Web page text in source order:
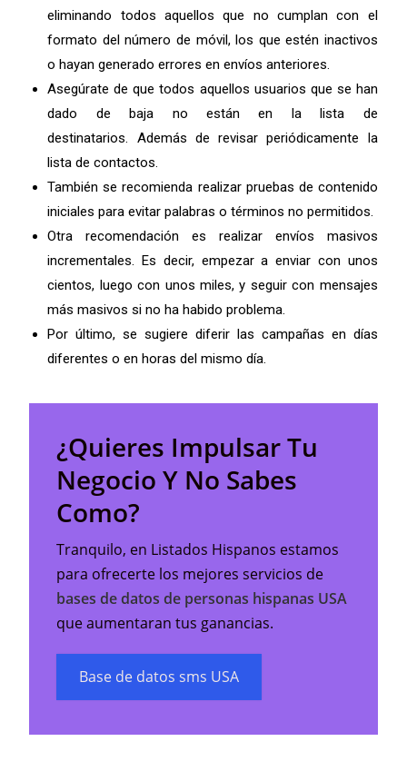
eliminando todos aquellos que no cumplan con el
formato del número de móvil, los que estén inactivos
o hayan generado errores en envíos anteriores.
Asegúrate de que todos aquellos usuarios que se han
dado de baja no están en la lista de
destinatarios. Además de revisar periódicamente la
lista de contactos.
También se recomienda realizar pruebas de contenido
iniciales para evitar palabras o términos no permitidos.
Otra recomendación es realizar envíos masivos
incrementales. Es decir, empezar a enviar con unos
cientos, luego con unos miles, y seguir con mensajes
más masivos si no ha habido problema.
Por último, se sugiere diferir las campañas en días
diferentes o en horas del mismo día.
¿Quieres Impulsar Tu
Negocio Y No Sabes
Como?
Tranquilo, en Listados Hispanos estamos
para ofrecerte los mejores servicios de
bases de datos de personas hispanas USA
que aumentaran tus ganancias.
Base de datos sms USA